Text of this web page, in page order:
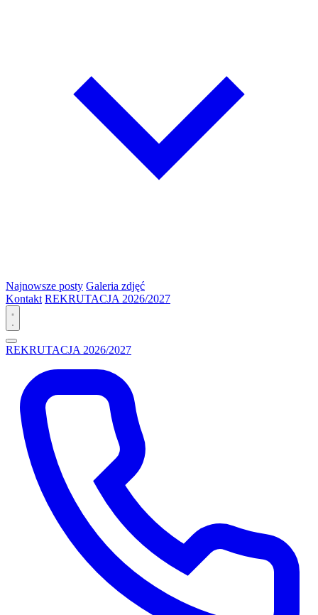
Najnowsze posty Galeria zdjęć
Kontakt REKRUTACJA 2026/2027
REKRUTACJA 2026/2027